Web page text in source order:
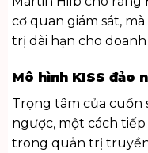
cơ quan giám sát,
trị dài hạn cho
Mô hình KISS đảo
Trọng tâm của cuốn
ngược, một cách tiếp
trong quản trị